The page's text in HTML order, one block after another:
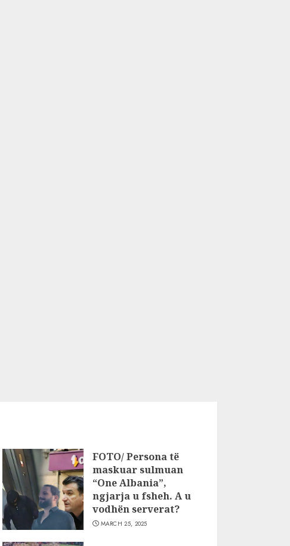
FOTO/ Persona të
maskuar sulmuan
“One Albania”,
ngjarja u fsheh. A u
vodhën serverat?
MARCH 25, 2025